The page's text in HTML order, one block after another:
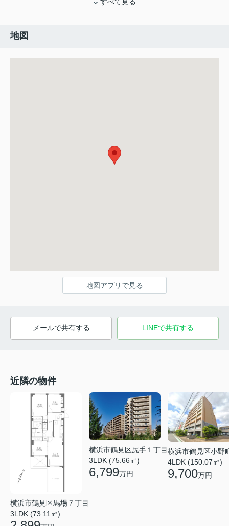
すべて見る
地図
地図アプリで見る
メールで共有する LINEで共有する
近隣の物件
横浜市鶴見区馬場７丁目
3LDK (73.11㎡)
横浜市鶴見区尻手１丁目
3LDK (75.66㎡)
6,799万円
横浜市鶴見区小野
4LDK (150.07㎡)
9,700万円